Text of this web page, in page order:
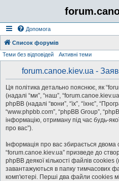
Допомога
Список форумів
Теми без відповідей Активні теми
forum.canoe.kiev.ua -
Ця політика детально пояснює, як
(надалі “ми”, “наш”,
phpBB (надалі “вони”, “їх”, “їхнє”,
“www.phpbb.com”, “phpBB Group”,
інформацію, отриману під час будь-
про вас”).
Інформація про вас збирається
“forum.canoe.kiev.ua” призведе до
phpBB деякої кількості файлів cookies
завантажуються в папку тимчасових
комп'ютері. Перші два файли cookies